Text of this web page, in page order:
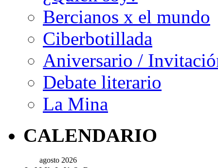
Bercianos x el mundo
Ciberbotillada
Aniversario /
Debate literario
La Mina
CALENDARIO
agosto 2026